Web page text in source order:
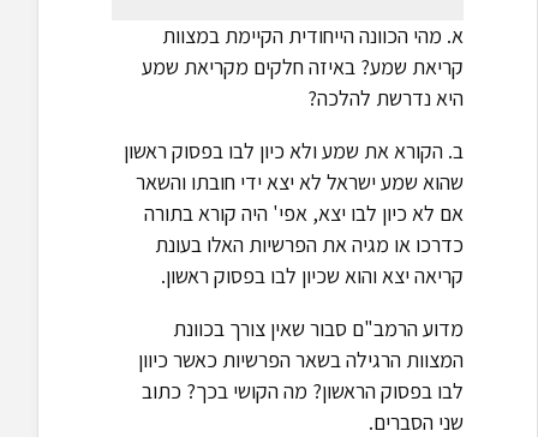
א. מהי הכוונה הייחודית הקיימת במצוות
קריאת שמע? באיזה חלקים מקריאת שמע
היא נדרשת להלכה?
ב. הקורא את שמע ולא כיון לבו בפסוק ראשון
שהוא שמע ישראל לא יצא ידי חובתו והשאר
אם לא כיון לבו יצא, אפי' היה קורא בתורה
כדרכו או מגיה את הפרשיות האלו בעונת
קריאה יצא והוא שכיון לבו בפסוק ראשון.
מדוע הרמב"ם סבור שאין צורך בכוונת
המצוות הרגילה בשאר הפרשיות כאשר כיוון
לבו בפסוק הראשון? מה הקושי בכך? כתוב
שני הסברים.